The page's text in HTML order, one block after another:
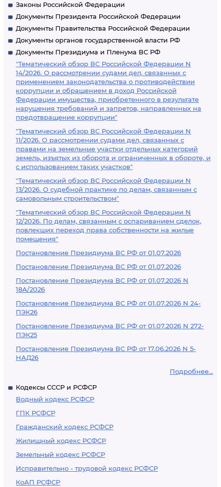
Законы Российской Федерации
Документы Президента Российской Федерации
Документы Правительства Российской Федерации
Документы органов государственной власти РФ
Документы Президиума и Пленума ВС РФ
"Тематический обзор ВС Российской Федерации N
14/2026. О рассмотрении судами дел, связанных с
применением законодательства о противодействии
коррупции и обращением в доход Российской
Федерации имущества, приобретенного в результате
нарушения требований и запретов, направленных на
предотвращение коррупции"
"Тематический обзор ВС Российской Федерации N
11/2026. О рассмотрении судами дел, связанных с
правами на земельные участки отдельных категорий
земель, изъятых из оборота и ограниченных в обороте, и
с использованием таких участков"
"Тематический обзор ВС Российской Федерации N
13/2026. О судебной практике по делам, связанным с
самовольным строительством"
"Тематический обзор ВС Российской Федерации N
12/2026. По делам, связанным с оспариванием сделок,
повлекших переход права собственности на жилые
помещения"
Постановление Президиума ВС РФ от 01.07.2026
Постановление Президиума ВС РФ от 01.07.2026
Постановление Президиума ВС РФ от 01.07.2026 N
18А/2026
Постановление Президиума ВС РФ от 01.07.2026 N 24-
ПЭК26
Постановление Президиума ВС РФ от 01.07.2026 N 272-
ПЭК25
Постановление Президиума ВС РФ от 17.06.2026 N 5-
НАД26
Подробнее...
Кодексы СССР и РСФСР
Водный кодекс РСФСР
ГПК РСФСР
Гражданский кодекс РСФСР
Жилищный кодекс РСФСР
Земельный кодекс РСФСР
Исправительно - трудовой кодекс РСФСР
КоАП РСФСР